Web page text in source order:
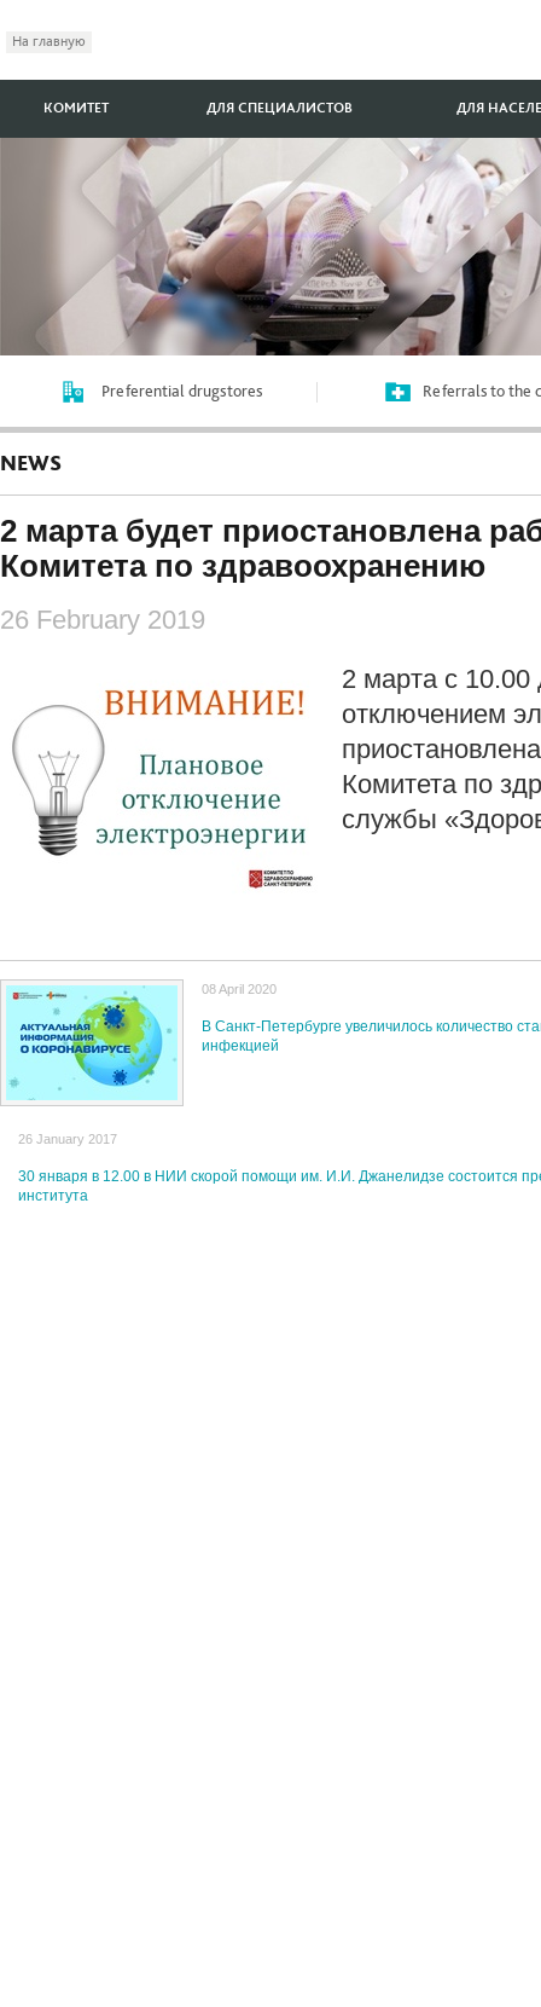
На главную
КОМИТЕТ ДЛЯ СПЕЦИАЛИСТОВ ДЛЯ
Preferential drugstores Referrals to the
NEWS
2 марта будет приостановлена
Комитета по здравоохранению
26 February 2019
2 марта с 10.00
отключением
Комитета по
службы
08 April 2020
В Санкт-Петербурге увеличилось количество
инфекцией
26 January 2017
30 января в 12.00 в НИИ скорой помощи им. И.И. Джанелидзе состоится
института